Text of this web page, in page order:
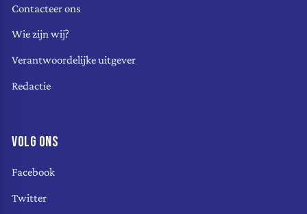
Contacteer ons
Wie zijn wij?
Verantwoordelijke uitgever
Redactie
VOLG ONS
Facebook
Twitter